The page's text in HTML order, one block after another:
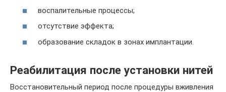
воспалительные процессы;
отсутствие эффекта;
образование складок в зонах имплантации.
Реабилитация после установки нитей
Восстановительный период после процедуры вживления